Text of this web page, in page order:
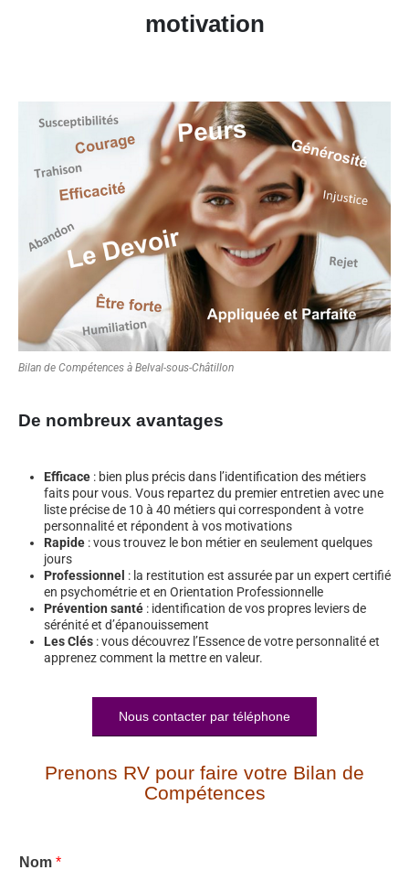
motivation
Bilan de Compétences à Belval-sous-Châtillon
De nombreux avantages
Efficace : bien plus précis dans l’identification des métiers
faits pour vous. Vous repartez du premier entretien avec une
liste précise de 10 à 40 métiers qui correspondent à votre
personnalité et répondent à vos motivations
Rapide : vous trouvez le bon métier en seulement quelques
jours
Professionnel : la restitution est assurée par un expert certifié
en psychométrie et en Orientation Professionnelle
Prévention santé : identification de vos propres leviers de
sérénité et d’épanouissement
Les Clés : vous découvrez l’Essence de votre personnalité et
apprenez comment la mettre en valeur.
Nous contacter par téléphone
Prenons RV pour faire votre Bilan de
Compétences
Nom *